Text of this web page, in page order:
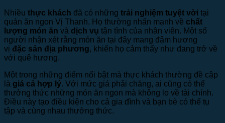
Nhiều thực khách đã có những trải nghiệm tuyệt vời tại
quán ăn ngon Vị Thanh. Họ thường nhấn mạnh về chất
lượng món ăn và dịch vụ tận tình của nhân viên. Một số
người nhận xét rằng món ăn tại đây mang đậm hương
vị đặc sản địa phương, khiến họ cảm thấy như đang trở về
với quê hương.
Một trong những điểm nổi bật mà thực khách thường đề cập
là giá cả hợp lý. Với mức giá phải chăng, ai cũng có thể
thưởng thức những món ăn ngon mà không lo về tài chính.
Điều này tạo điều kiện cho cả gia đình và bạn bè có thể tụ
tập và cùng nhau thưởng thức.